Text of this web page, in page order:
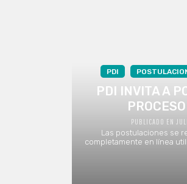
PDI
PDI INVITA A
PUBLICADO EN
Las postulaciones se
completamente en línea